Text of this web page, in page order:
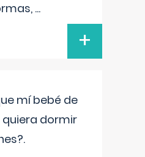
...
+
mí bebé de
quiera dormir